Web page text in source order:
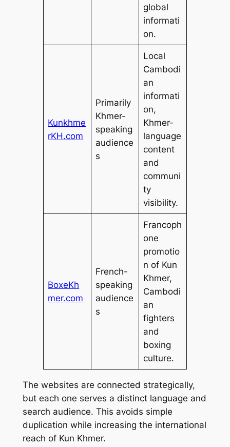
global
informati
on.
Kunkhme
rKH.com
Primarily
Khmer-
speaking
audience
s
Local
Cambodi
an
informati
on,
Khmer-
language
content
and
communi
ty
visibility.
BoxeKh
mer.com
French-
speaking
audience
s
Francoph
one
promotio
n of Kun
Khmer,
Cambodi
an
fighters
and
boxing
culture.
The websites are connected strategically,
but each one serves a distinct language and
search audience. This avoids simple
duplication while increasing the international
reach of Kun Khmer.